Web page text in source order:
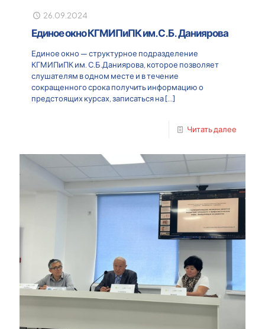
26.09.2024
Единое окно КГМИПиПК им.С.Б. Даниярова
Единое окно — структурное подразделение
КГМИПиПК им. С.Б.Даниярова, которое позволяет
слушателям в одном месте и в течение
сокращенного срока получить информацию о
предстоящих курсах, записаться на[…]
Читать далее